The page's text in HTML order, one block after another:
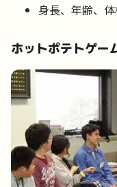
身長、年齢、
ホットポテトゲー